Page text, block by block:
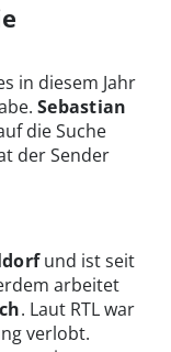
in diesem Jahr
Sebastian
die Suche
der Sender
und ist seit
arbeitet
. Laut RTL war
verlobt.